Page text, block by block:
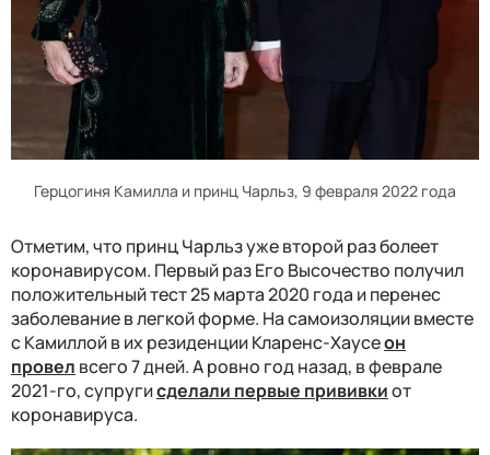
Герцогиня Камилла и принц Чарльз, 9 февраля 2022 года
Отметим, что принц Чарльз уже второй раз болеет
коронавирусом. Первый раз Его Высочество получил
положительный тест 25 марта 2020 года и перенес
заболевание в легкой форме. На самоизоляции вместе
с Камиллой в их резиденции Кларенс-Хаусеон
провел всего 7 дней. А ровно год назад, в феврале
2021-го, супругисделали первые прививкиот
коронавируса.